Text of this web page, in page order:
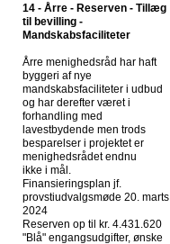
14 - Årre - Reserven - Tillæg
til bevilling -
Mandskabsfaciliteter
Årre menighedsråd har haft
byggeri af nye
mandskabsfaciliteter i udbud
og har derefter været i
forhandling med
lavestbydende men trods
besparelser i projektet er
menighedsrådet endnu
ikke i mål.
Finansieringsplan jf.
provstiudvalgsmøde 20. marts
2024
Reserven op til kr. 4.431.620
"Blå" engangsudgifter, ønske